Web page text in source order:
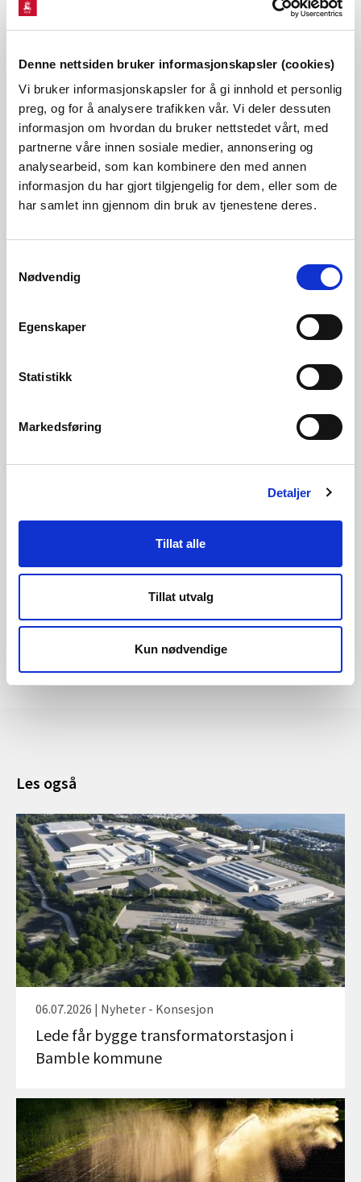
Denne nettsiden bruker informasjonskapsler (cookies)
Vi bruker informasjonskapsler for å gi innhold et personlig
preg, og for å analysere trafikken vår. Vi deler dessuten
informasjon om hvordan du bruker nettstedet vårt, med
partnerne våre innen sosiale medier, annonsering og
analysearbeid, som kan kombinere den med annen
informasjon du har gjort tilgjengelig for dem, eller som de
har samlet inn gjennom din bruk av tjenestene deres.
Nødvendig
Egenskaper
Statistikk
Markedsføring
Detaljer
Tillat alle
Tillat utvalg
Kun nødvendige
behandlingsprosess og prioriteringskrav lettere
tilgjengelig for søkere. I tillegg har vi samlet informasjon
som kan være relevant for høringsparter og andre som kan
bli berørt av en vannkraftutbygging.
Inviterer til webinar i oktober
NVE vil holde et webinar om vår nye digitale veileder for
vannkraftanlegg den 28. oktober. Program og
Tlf: 22 95 94 09
Veileder - detaljplan for vassdragstiltak
Les også
06.07.2026 | Nyheter - Konsesjon
Lede får bygge transformatorstasjon i
Bamble kommune